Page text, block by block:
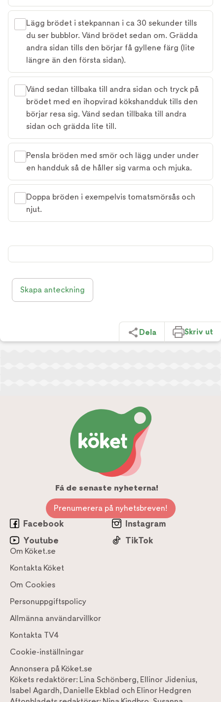
Lägg brödet i stekpannan i ca 30 sekunder tills
du ser bubblor. Vänd brödet sedan om. Grädda
andra sidan tills den börjar få gyllene färg (lite
längre än den första sidan).
Vänd sedan tillbaka till andra sidan och tryck på
brödet med en ihopvirad kökshandduk tills den
börjar resa sig. Vänd sedan tillbaka till andra
sidan och grädda lite till.
Pensla bröden med smör och lägg under under
en handduk så de håller sig varma och mjuka.
Doppa bröden i exempelvis tomatsmörsås och
njut.
Skapa anteckning
Dela Skriv ut
Få de senaste nyheterna!
Prenumerera på nyhetsbreven!
Facebook
Instagram
Youtube
TikTok
Om Köket.se
Kontakta Köket
Om Cookies
Personuppgiftspolicy
Allmänna användarvillkor
Kontakta TV4
Cookie-inställningar
Annonsera på Köket.se
Kökets redaktörer: Lina Schönberg, Ellinor Jidenius,
Isabel Agardh, Danielle Ekblad och Elinor Hedgren